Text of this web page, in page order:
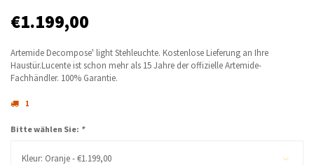
€1.199,00
Artemide Decompose' light Stehleuchte. Kostenlose Lieferung an Ihre
Haustür.Lucente ist schon mehr als 15 Jahre der offizielle Artemide-
Fachhändler. 100% Garantie.
1
Bitte wählen Sie: *
Kleur: Oranje - €1.199,00